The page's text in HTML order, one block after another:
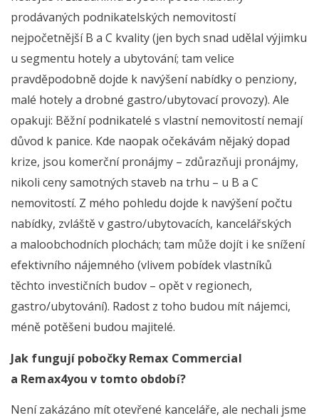
prodávaných podnikatelských nemovitostí
nejpočetnější B a C kvality (jen bych snad udělal výjimku
u segmentu hotely a ubytování; tam velice
pravděpodobně dojde k navýšení nabídky o penziony,
malé hotely a drobné gastro/ubytovací provozy). Ale
opakuji: Běžní podnikatelé s vlastní nemovitostí nemají
důvod k panice. Kde naopak očekávám nějaký dopad
krize, jsou komerční pronájmy – zdůrazňuji pronájmy,
nikoli ceny samotných staveb na trhu – u B a C
nemovitostí. Z mého pohledu dojde k navýšení počtu
nabídky, zvláště v gastro/ubytovacích, kancelářských
a maloobchodních plochách; tam může dojít i ke snížení
efektivního nájemného (vlivem pobídek vlastníků
těchto investičních budov – opět v regionech,
gastro/ubytování). Radost z toho budou mít nájemci,
méně potěšeni budou majitelé.
Jak fungují pobočky Remax Commercial
a Remax4you v tomto období?
Není zakázáno mít otevřené kanceláře, ale nechali jsme